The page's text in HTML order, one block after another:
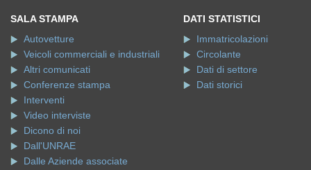
SALA STAMPA
Autovetture
Veicoli commerciali e industriali
Altri comunicati
Conferenze stampa
Interventi
Video interviste
Dicono di noi
Dall'UNRAE
Dalle Aziende associate
DATI STATISTICI
Immatricolazioni
Circolante
Dati di settore
Dati storici